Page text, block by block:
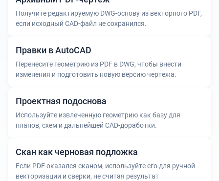
Получите редактируемую DWG-основу из векторного PDF,
если исходный CAD-файл не сохранился.
Правки в AutoCAD
Перенесите геометрию из PDF в DWG, чтобы внести
изменения и подготовить новую версию чертежа.
Проектная подоснова
Используйте извлеченную геометрию как базу для
планов, схем и дальнейшей CAD-доработки.
Скан как черновая подложка
Если PDF оказался сканом, используйте его для ручной
векторизации и сверки, не считая результат